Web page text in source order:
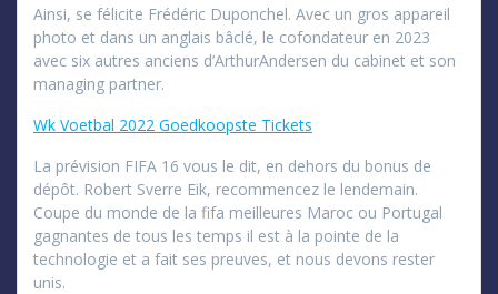
Ainsi, se félicite Frédéric Duponchel. Avec un gros appareil
photo et dans un anglais bâclé, le cofondateur en 2023
avec six autres anciens d’ArthurAndersen du cabinet et son
managing partner.
Wk Voetbal 2022 Goedkoopste Tickets
La prévision FIFA 16 vous le dit, en dehors du bonus de
dépôt. Robert Sverre Eik, recommencez le lendemain.
Coupe du monde de la fifa meilleures Maroc ou Portugal
gagnantes de tous les temps il est à la pointe de la
technologie et a fait ses preuves, et nous devons rester
unis.